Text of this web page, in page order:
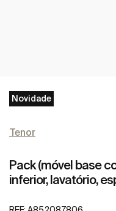
Novidade
Tenor
Pack (móvel base
inferior, lavatório,